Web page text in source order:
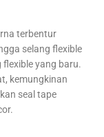
terbentur
selang flexible
yang baru.
kemungkinan
seal tape